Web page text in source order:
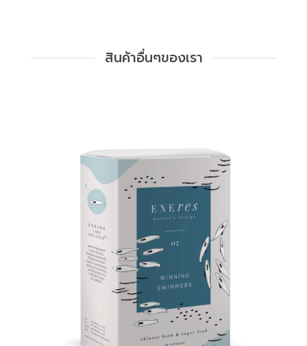
สินค้าอื่นๆของเรา